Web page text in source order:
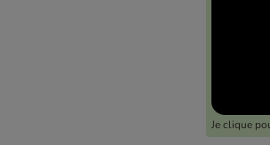
Je clique